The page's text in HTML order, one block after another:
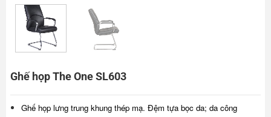
Ghế họp The One SL603
Ghế họp lưng trung khung thép mạ. Đệm tựa bọc da; da công